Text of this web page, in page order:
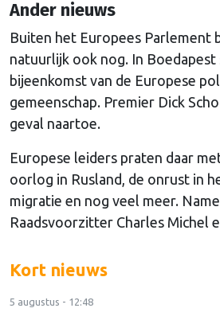
Ander nieuws
Buiten het Europees Parlement
natuurlijk ook nog. In Boedapest
bijeenkomst van de Europese
gemeenschap. Premier Dick
geval naartoe.
Europese leiders praten daar
oorlog in Rusland, de onrust in
migratie en nog veel meer.
Raadsvoorzitter Charles Michel
Kort nieuws
5 augustus - 12:48